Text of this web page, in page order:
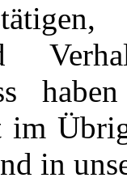
in